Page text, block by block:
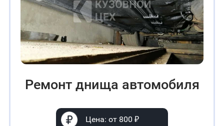
Ремонт днища автомобиля
Цена: от 800 ₽